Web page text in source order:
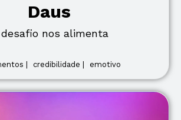
Daus
desafio nos alimenta
| credibilidade | emotivo